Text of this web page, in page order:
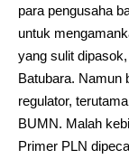
para pengusaha
untuk
yang sulit
Batubara. Namun
regulator,
BUMN. Malah
Primer PLN